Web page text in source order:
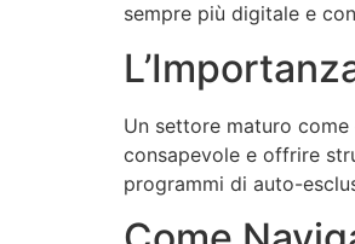
sempre più digitale e
Un settore maturo
consapevole e offrire
programmi di auto-